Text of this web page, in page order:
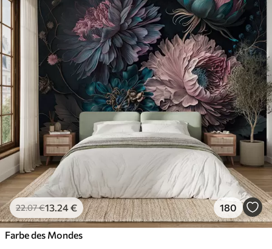
Standard
.00 27 .00 €/m²
Premium
.6734 .00 € /m²
Premium-Vinyl
.0039.00€
Peel and Stick
81.6749.00 €/m²
22.07€13 .24€ 180
Farbe des Mondes